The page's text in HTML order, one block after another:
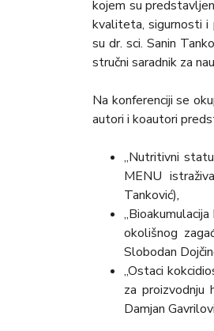
kojem su
kvaliteta, sigurnosti i
su dr. sci. Sanin
stručni saradnik za
Na konferenciji se
autori i koautori
„Nutritivni
MENU
Tanković),
okolišnog
Slobodan
„Ostaci
za proizvodnju
Damjan